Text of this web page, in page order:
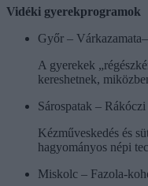
Vidéki gyerekprogramok
Győr –
A gyerekek
kereshetnek,
Sárospatak –
Kézműveskedés és
hagyományos népi
Miskolc – Fazola-